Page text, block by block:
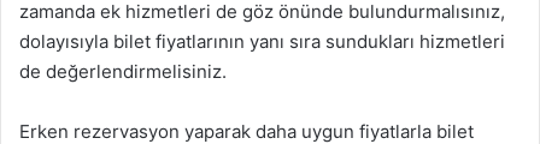
zamanda ek hizmetleri de göz önünde bulundurmalısınız,
dolayısıyla bilet fiyatlarının yanı sıra sundukları hizmetleri
de değerlendirmelisiniz.
Erken rezervasyon yaparak daha uygun fiyatlarla bilet